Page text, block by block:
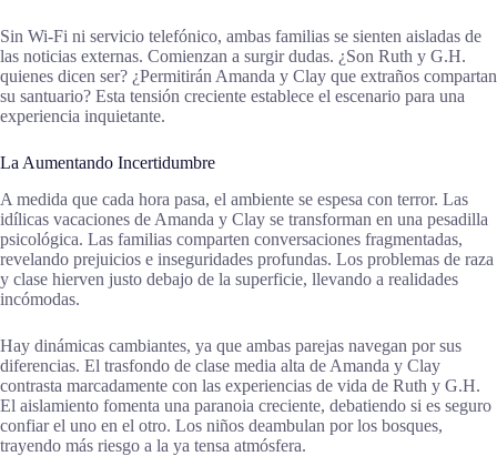
Sin Wi-Fi ni servicio telefónico, ambas familias se sienten aisladas de
las noticias externas. Comienzan a surgir dudas. ¿Son Ruth y G.H.
quienes dicen ser? ¿Permitirán Amanda y Clay que extraños compartan
su santuario? Esta tensión creciente establece el escenario para una
experiencia inquietante.
La Aumentando Incertidumbre
A medida que cada hora pasa, el ambiente se espesa con terror. Las
idílicas vacaciones de Amanda y Clay se transforman en una pesadilla
psicológica. Las familias comparten conversaciones fragmentadas,
revelando prejuicios e inseguridades profundas. Los problemas de raza
y clase hierven justo debajo de la superficie, llevando a realidades
incómodas.
Hay dinámicas cambiantes, ya que ambas parejas navegan por sus
diferencias. El trasfondo de clase media alta de Amanda y Clay
contrasta marcadamente con las experiencias de vida de Ruth y G.H.
El aislamiento fomenta una paranoia creciente, debatiendo si es seguro
confiar el uno en el otro. Los niños deambulan por los bosques,
trayendo más riesgo a la ya tensa atmósfera.